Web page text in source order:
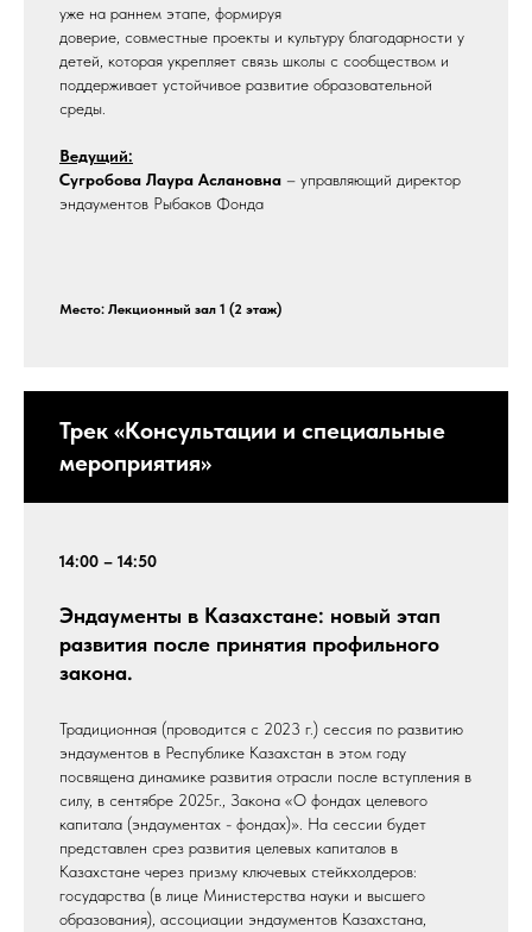
уже на раннем этапе, формируя
доверие, совместные проекты и культуру благодарности у
детей, которая укрепляет связь школы с сообществом и
поддерживает устойчивое развитие образовательной
среды.
Ведущий:
Сугробова Лаура Аслановна – управляющий директор
эндаументов Рыбаков Фонда
Место: Лекционный зал 1 (2 этаж)
Трек «Консультации и специальные
мероприятия»
14:00 – 14:50
Эндаументы в Казахстане: новый этап
развития после принятия профильного
закона.
Традиционная (проводится с 2023 г.) сессия по развитию
эндаументов в Республике Казахстан в этом году
посвящена динамике развития отрасли после вступления в
силу, в сентябре 2025г., Закона «О фондах целевого
капитала (эндаументах - фондах)». На сессии будет
представлен срез развития целевых капиталов в
Казахстане через призму ключевых стейкхолдеров:
государства (в лице Министерства науки и высшего
образования), ассоциации эндаументов Казахстана,